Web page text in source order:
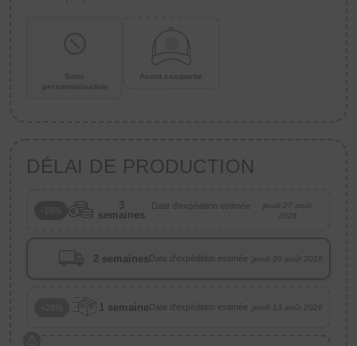
Sans
personnalisation
Avant casquette
DÉLAI DE PRODUCTION
3
semaines
Date d'expédition estimée
:
jeudi 27 août
2026
2 semainesDate d'expédition estimée :jeudi 20 août 2026
1 semaineDate d'expédition estimée :jeudi 13 août 2026